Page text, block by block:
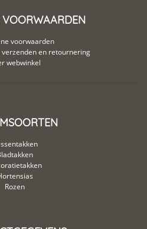
VOORWAARDEN
voorwaarden
verzenden en retournering
webwinkel
Rozen